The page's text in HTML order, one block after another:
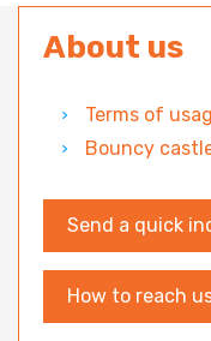
About us
Terms of
Bouncy
Send a quick
How to reach